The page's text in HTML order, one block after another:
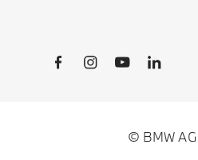
Social Links
© BMW